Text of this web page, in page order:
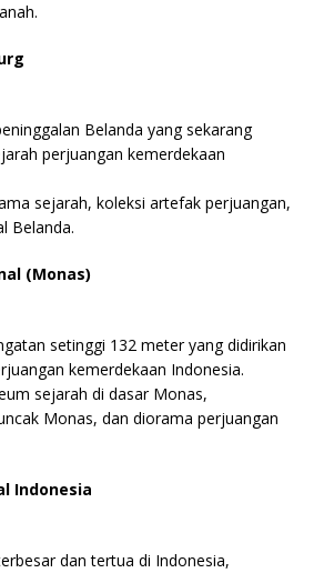
Belanda yang sekarang
perjuangan kemerdekaan
sejarah, koleksi artefak perjuangan,
Belanda.
(Monas)
setinggi 132 meter yang didirikan
kemerdekaan Indonesia.
sejarah di dasar Monas,
Monas, dan diorama perjuangan
Indonesia
dan tertua di Indonesia,